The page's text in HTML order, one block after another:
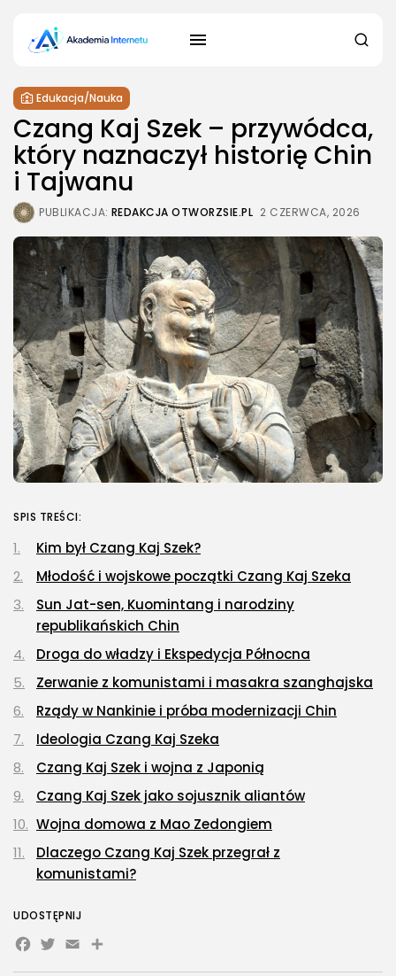
Edukacja/Nauka
Czang Kaj Szek – przywódca,
który naznaczył historię Chin
i Tajwanu
PUBLIKACJA: REDAKCJA OTWORZSIE.PL 2 CZERWCA, 2026
SPIS TREŚCI:
Kim był Czang Kaj Szek?
Młodość i wojskowe początki Czang Kaj Szeka
Sun Jat-sen, Kuomintang i narodziny
republikańskich Chin
Droga do władzy i Ekspedycja Północna
Zerwanie z komunistami i masakra szanghajska
Rządy w Nankinie i próba modernizacji Chin
Ideologia Czang Kaj Szeka
Czang Kaj Szek i wojna z Japonią
Czang Kaj Szek jako sojusznik aliantów
Wojna domowa z Mao Zedongiem
Dlaczego Czang Kaj Szek przegrał z
komunistami?
UDOSTĘPNIJ
Facebook
Twitter
EmailShare